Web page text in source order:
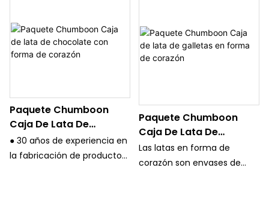
Paquete Chumboon
Caja De Lata De
Chocolate Con Forma
De Corazón
● 30 años de experiencia en
la fabricación de productos
Paquete Chumboon
Caja De Lata De
Galletas En Forma De
Corazón
Las latas en forma de
corazón son envases de